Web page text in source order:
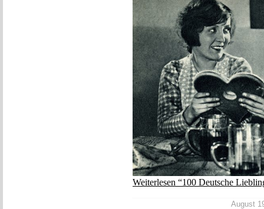
Weiterlesen “100 Deutsche
August